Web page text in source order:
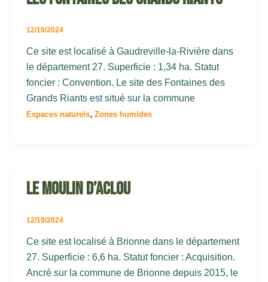
12/19/2024
Ce site est localisé à Gaudreville-la-Rivière dans
le département 27. Superficie : 1,34 ha. Statut
foncier : Convention. Le site des Fontaines des
Grands Riants est situé sur la commune
Espaces naturels, Zones humides
Le Moulin d’Aclou
12/19/2024
Ce site est localisé à Brionne dans le département
27. Superficie : 6,6 ha. Statut foncier : Acquisition.
Ancré sur la commune de Brionne depuis 2015, le